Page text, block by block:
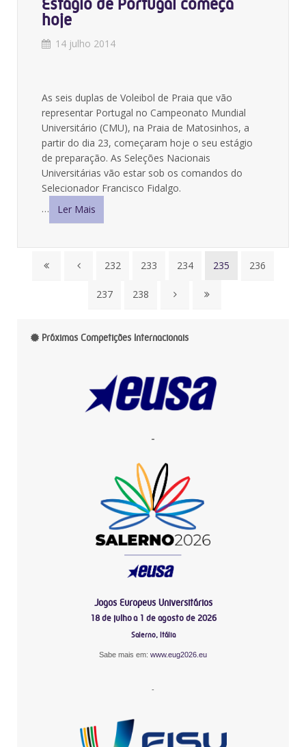
Estágio de Portugal começa
hoje
14 julho 2014
As seis duplas de Voleibol de Praia que vão
representar Portugal no Campeonato Mundial
Universitário (CMU), na Praia de Matosinhos, a
partir do dia 23, começaram hoje o seu estágio
de preparação. As Seleções Nacionais
Universitárias vão estar sob os comandos do
Selecionador Francisco Fidalgo.
…
Ler Mais
232 233 234 235 236
237 238
Próximas Competições Internacionais
-
Jogos Europeus Universitários
18 de julho a 1 de agosto de 2026
Salerno, Itália
Sabe mais em: www.eug2026.eu
-